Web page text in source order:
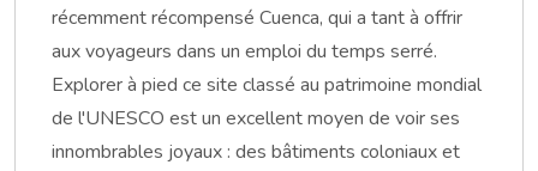
récemment récompensé Cuenca, qui a tant à offrir
aux voyageurs dans un emploi du temps serré.
Explorer à pied ce site classé au patrimoine mondial
de l'UNESCO est un excellent moyen de voir ses
innombrables joyaux : des bâtiments coloniaux et